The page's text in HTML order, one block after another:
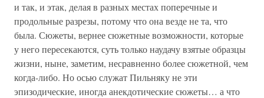
и так, и этак, делая в разных местах поперечные и
продольные разрезы, потому что она везде не та, что
была. Сюжеты, вернее сюжетные возможности, которые
у него пересекаются, суть только наудачу взятые образцы
жизни, ныне, заметим, несравненно более сюжетной, чем
когда-либо. Но осью служат Пильняку не эти
эпизодические, иногда анекдотические сюжеты… а что